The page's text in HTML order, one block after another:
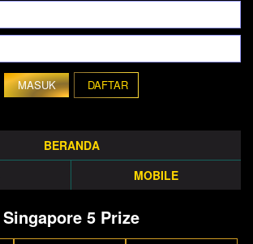
DAFTAR
BERANDA
MOBILE
Singapore 5 Prize